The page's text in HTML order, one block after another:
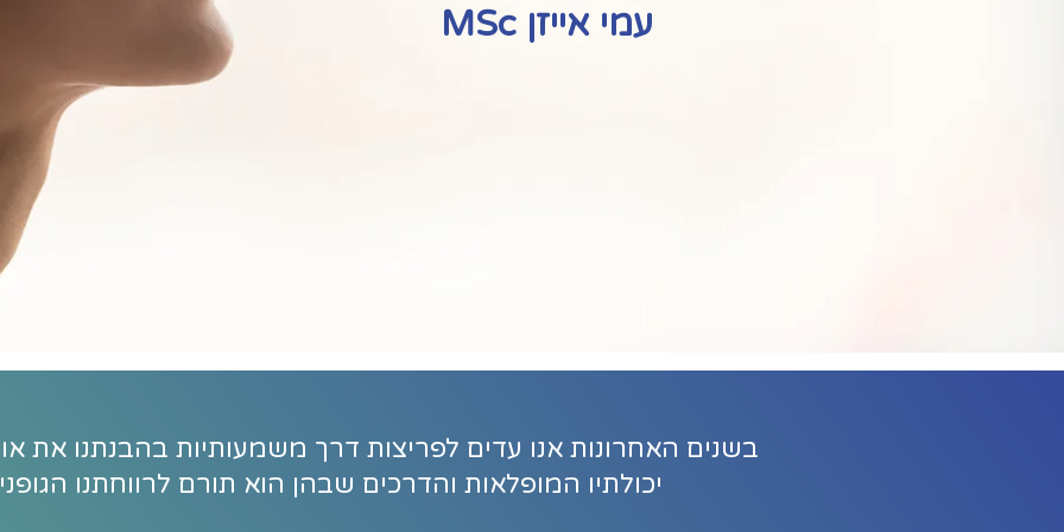
עמי אייזן MSc
בשנים האחרונות אנו עדים לפריצות דרך משמעותיות בהבנתנו את
יכולתיו המופלאות והדרכים שבהן הוא תורם לרווחתנו